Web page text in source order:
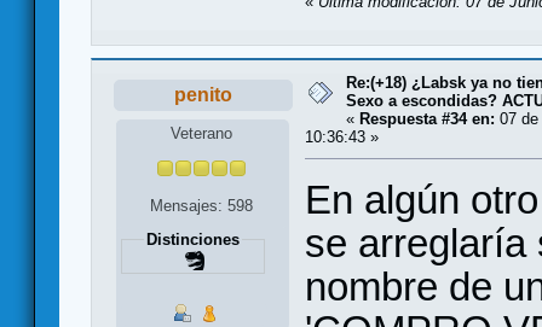
penito
Veterano
Mensajes: 598
Distinciones
Re:(+18) ¿Labsk ya no
Sexo a escondidas?
« Respuesta #34 en: 07
10:36:43 »
En algún
se arreglaría
nombre de